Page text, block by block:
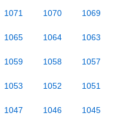
1071 1070 1069
1065 1064 1063
1059 1058 1057
1053 1052 1051
1047 1046 1045